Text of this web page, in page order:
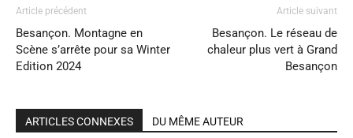
Article précédent
Besançon. Montagne en
Scène s’arrête pour sa Winter
Edition 2024
Article suivant
Besançon. Le réseau de
chaleur plus vert à Grand
Besançon
ARTICLES CONNEXES DU MÊME AUTEUR